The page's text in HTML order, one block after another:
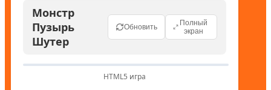
Монстр
Пузырь
Шутер
Обновить
Полный
экран
HTML5 игра